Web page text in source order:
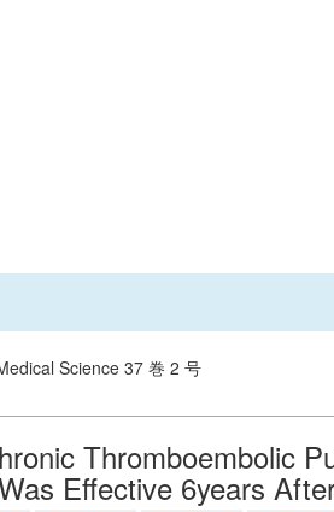
Science 37 巻 2 号
Thromboembolic
Effective 6years